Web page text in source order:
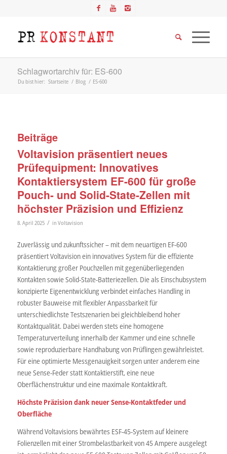
Schlagwortarchiv für: ES-600
Du bist hier: Startseite / Blog / ES-600
Beiträge
Voltavision präsentiert neues
Prüfequipment: Innovatives
Kontaktiersystem EF-600 für große
Pouch- und Solid-State-Zellen mit
höchster Präzision und Effizienz
8. April 2025 / in Voltavision
Zuverlässig und zukunftssicher – mit dem neuartigen EF-600
präsentiert Voltavision ein innovatives System für die effiziente
Kontaktierung großer Pouchzellen mit gegenüberliegenden
Kontakten sowie Solid-State-Batteriezellen. Die als Einschubsystem
konzipierte Eigenentwicklung verbindet einfaches Handling in
robuster Bauweise mit flexibler Anpassbarkeit für
unterschiedlichste Testszenarien bei gleichbleibend hoher
Kontaktqualität. Dabei werden stets eine homogene
Temperaturverteilung innerhalb der Kammer und eine schnelle
sowie reproduzierbare Handhabung von Prüflingen gewährleistet.
Für eine optimierte Messgenauigkeit sorgen unter anderem eine
neue Sense-Feder statt Kontaktierstift, eine neue
Oberflächenstruktur und eine maximale Kontaktkraft.
Höchste Präzision dank neuer Sense-Kontaktfeder und
Oberfläche
Während Voltavisions bewährtes ESF-45-System auf kleinere
Folienzellen mit einer Strombelastbarkeit von 45 Ampere ausgelegt